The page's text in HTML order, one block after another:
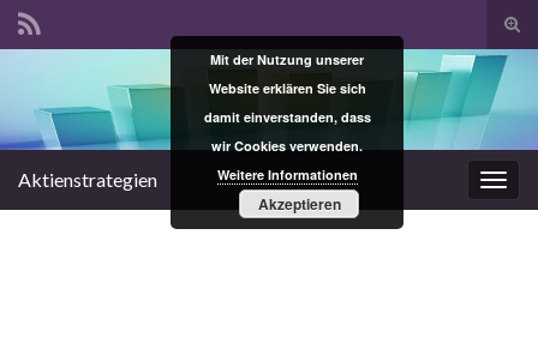
Search for:
Aktienstrategien
Mit der Nutzung unserer
Website erklären Sie sich
damit einverstanden, dass
wir Cookies verwenden.
Weitere Informationen
Akzeptieren